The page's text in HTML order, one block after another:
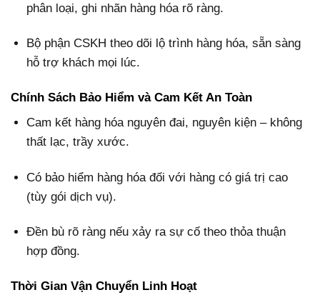
phân loại, ghi nhãn hàng hóa rõ ràng.
Bộ phận CSKH theo dõi lộ trình hàng hóa, sẵn sàng
hỗ trợ khách mọi lúc.
Chính Sách Bảo Hiểm và Cam Kết An Toàn
Cam kết hàng hóa nguyên đai, nguyên kiện – không
thất lạc, trầy xước.
Có bảo hiểm hàng hóa đối với hàng có giá trị cao
(tùy gói dịch vụ).
Đền bù rõ ràng nếu xảy ra sự cố theo thỏa thuận
hợp đồng.
Thời Gian Vận Chuyển Linh Hoạt